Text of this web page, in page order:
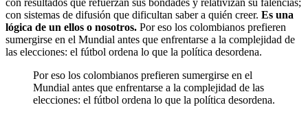
con sistemas de difusión que dificultan saber a quién creer. Es una
lógica de un ellos o nosotros. Por eso los colombianos prefieren
sumergirse en el Mundial antes que enfrentarse a la complejidad de
las elecciones: el fútbol ordena lo que la política desordena.
Por eso los colombianos prefieren sumergirse en el
Mundial antes que enfrentarse a la complejidad de las
elecciones: el fútbol ordena lo que la política desordena.